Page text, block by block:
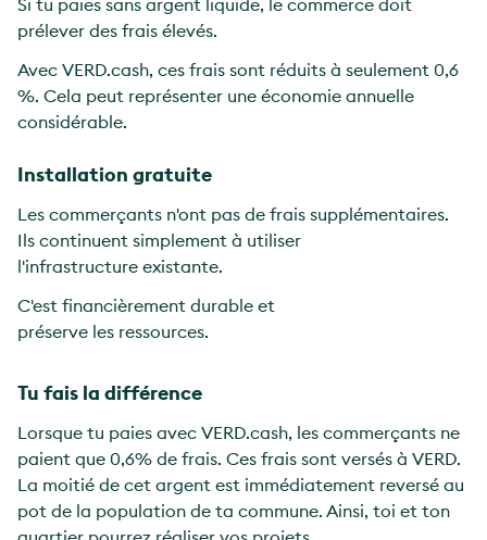
Si tu paies sans argent liquide, le commerce doit
prélever des frais élevés.
Avec VERD.cash, ces frais sont réduits à seulement 0,6
%. Cela peut représenter une économie annuelle
considérable.
Installation gratuite
Les commerçants n'ont pas de frais supplémentaires.
Ils continuent simplement à utiliser
l'infrastructure existante.
C'est financièrement durable et
préserve les ressources.
Tu fais la différence
Lorsque tu paies avec VERD.cash, les commerçants ne
paient que 0,6% de frais. Ces frais sont versés à VERD.
La moitié de cet argent est immédiatement reversé au
pot de la population de ta commune. Ainsi, toi et ton